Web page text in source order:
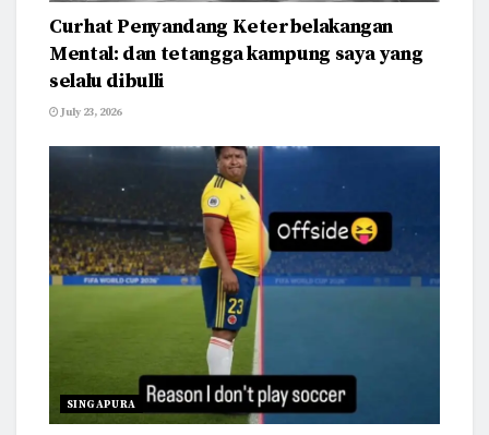
Curhat Penyandang Keterbelakangan
Mental: dan tetangga kampung saya yang
selalu dibulli
July 23, 2026
SINGAPURA